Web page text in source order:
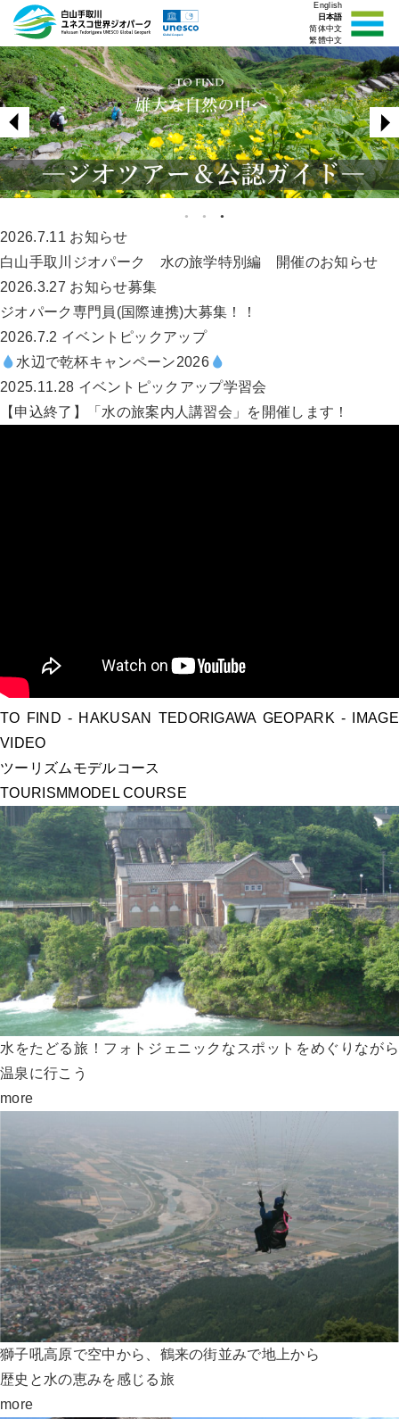
English
日本語
简体中文
繁體中文
2026.7.11 お知らせ
白山手取川ジオパーク 水の旅学特別編 開催のお知らせ
2026.3.27 お知らせ募集
ジオパーク専門員(国際連携)大募集！！
2026.7.2 イベント ピックアップ
水辺で乾杯キャンペーン2026
2025.11.28 イベント ピックアップ学習会
【申込終了】「水の旅案内人講習会」を開催します！
TO FIND - HAKUSAN TEDORIGAWA GEOPARK - IMAGE
VIDEO
ツーリズムモデルコース
TOURISM MODEL COURSE
水をたどる旅！フォトジェニックなスポットをめぐりながら
温泉に行こう
more
獅子吼高原で空中から、鶴来の街並みで地上から
歴史と水の恵みを感じる旅
more